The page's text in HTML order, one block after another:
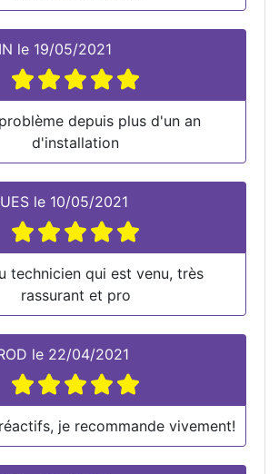
le 19/05/2021
depuis plus d'un an
d'installation
le 10/05/2021
technicien qui est venu, très
rassurant et pro
le 22/04/2021
je recommande vivement!